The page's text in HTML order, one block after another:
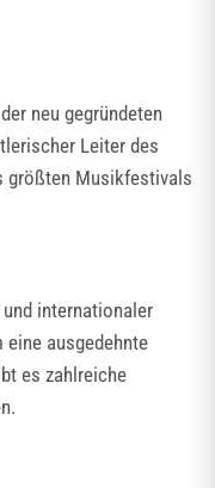
neu gegründeten
Leiter des
größten Musikfestivals
internationaler
eine ausgedehnte
es zahlreiche